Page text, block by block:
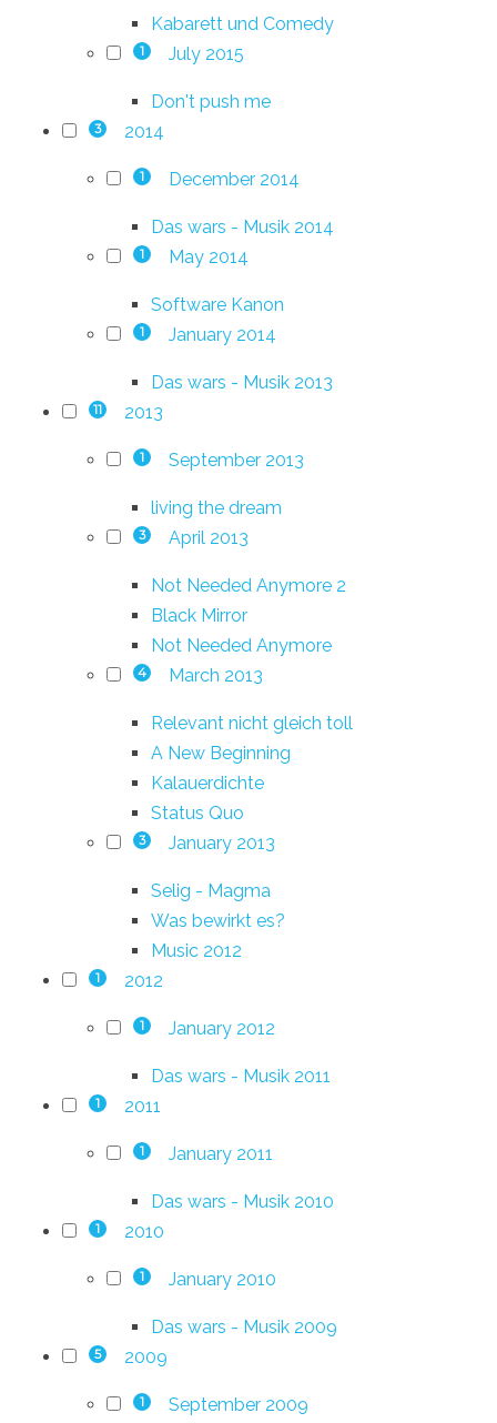
Kabarett und Comedy
1 July 2015
Don't push me
3 2014
1 December 2014
Das wars - Musik 2014
1 May 2014
Software Kanon
1 January 2014
Das wars - Musik 2013
11 2013
1 September 2013
living the dream
3 April 2013
Not Needed Anymore 2
Black Mirror
Not Needed Anymore
4 March 2013
Relevant nicht gleich toll
A New Beginning
Kalauerdichte
Status Quo
3 January 2013
Selig - Magma
Was bewirkt es?
Music 2012
1 2012
1 January 2012
Das wars - Musik 2011
1 2011
1 January 2011
Das wars - Musik 2010
1 2010
1 January 2010
Das wars - Musik 2009
5 2009
1 September 2009